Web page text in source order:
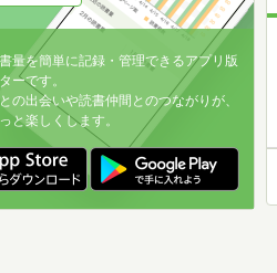
量を簡単に記録・管理できるアプリ版
ーです。
の出会いや読書仲間とのつながりが、
と楽しくします。